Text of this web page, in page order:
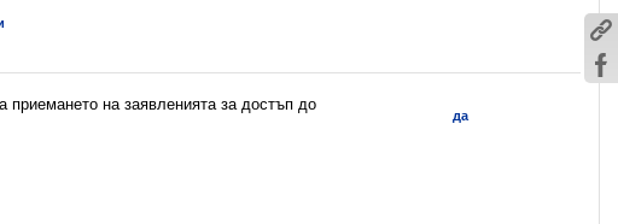
приемането на заявленията за достъп до
да